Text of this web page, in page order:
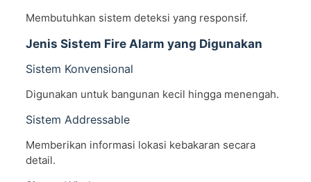
Membutuhkan sistem deteksi yang responsif.
Jenis Sistem Fire Alarm yang Digunakan
Sistem Konvensional
Digunakan untuk bangunan kecil hingga menengah.
Sistem Addressable
Memberikan informasi lokasi kebakaran secara
detail.